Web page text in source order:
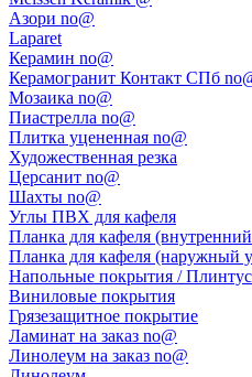
Азори no@
Laparet
Керамин no@
Керамогранит Контакт СПб
Мозаика no@
Пиастрелла no@
Плитка уцененная no@
Художественная резка
Церсанит no@
Шахты no@
Углы ПВХ для кафеля
Планка для кафеля
Планка для кафеля (наружный
Напольные покрытия /
Виниловые покрытия
Грязезащитное покрытие
Ламинат на заказ no@
Линолеум на заказ no@